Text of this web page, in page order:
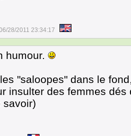
28/2011 23:34:17
humour.
"saloopes" dans le
insulter des femmes
savoir)